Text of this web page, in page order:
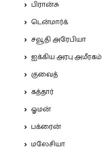
பிரான்சு
டென்மார்க்
சவூதி அரேபியா
ஐக்கிய அரபு அமீரகம்
குவைத்
கத்தார்
ஓமன்
பக்ரைன்
மலேசியா